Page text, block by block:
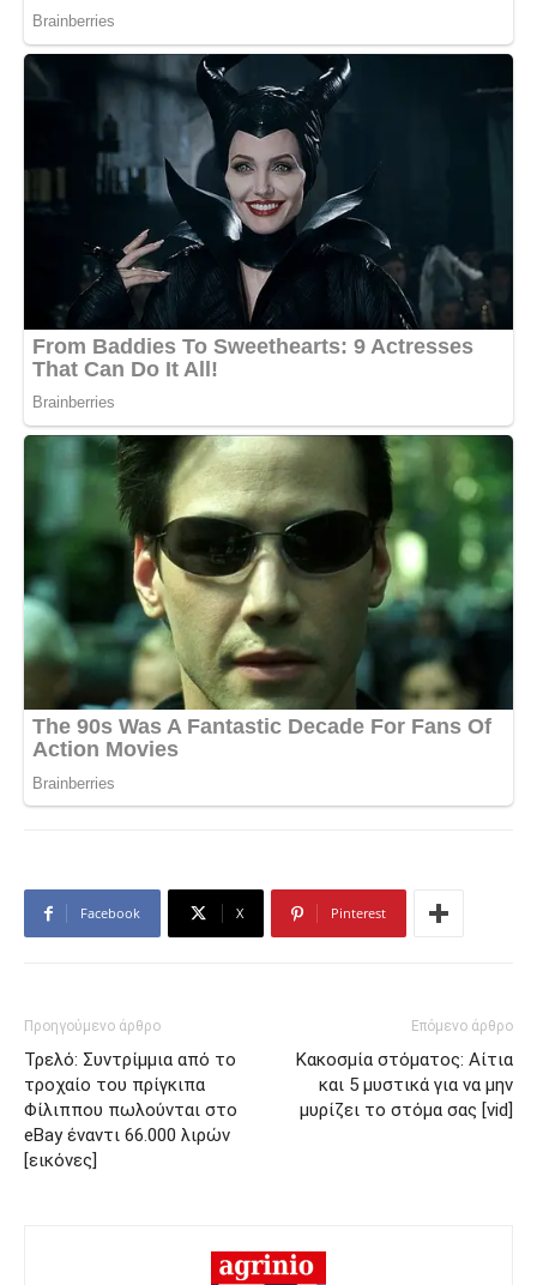
Facebook X Pinterest
Προηγούμενο άρθρο
Τρελό: Συντρίμμια από το
τροχαίο του πρίγκιπα
Φίλιππου πωλούνται στο
eBay έναντι 66.000 λιρών
[εικόνες]
Επόμενο άρθρο
Κακοσμία στόματος: Αίτια
και 5 μυστικά για να μην
μυρίζει το στόμα σας [vid]